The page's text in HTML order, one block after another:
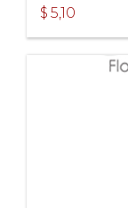
$ 5,10